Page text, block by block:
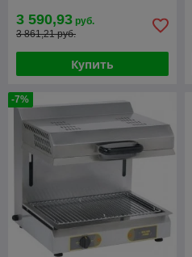
3 590,93 руб.
3 861,21 руб.
Купить
-7%